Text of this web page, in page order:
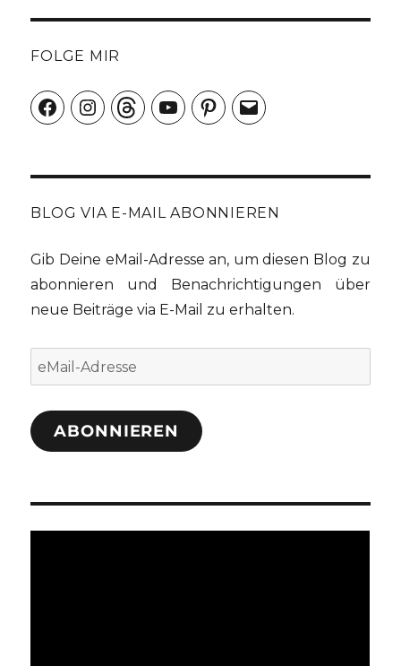
FOLGE MIR
FacebookInstagramThreadsYouTubePinterest
E-
Mail
BLOG VIA E-MAIL ABONNIEREN
Gib Deine eMail-Adresse an, um diesen Blog zu
abonnieren und Benachrichtigungen über
neue Beiträge via E-Mail zu erhalten.
eMail-
Adresse
ABONNIEREN